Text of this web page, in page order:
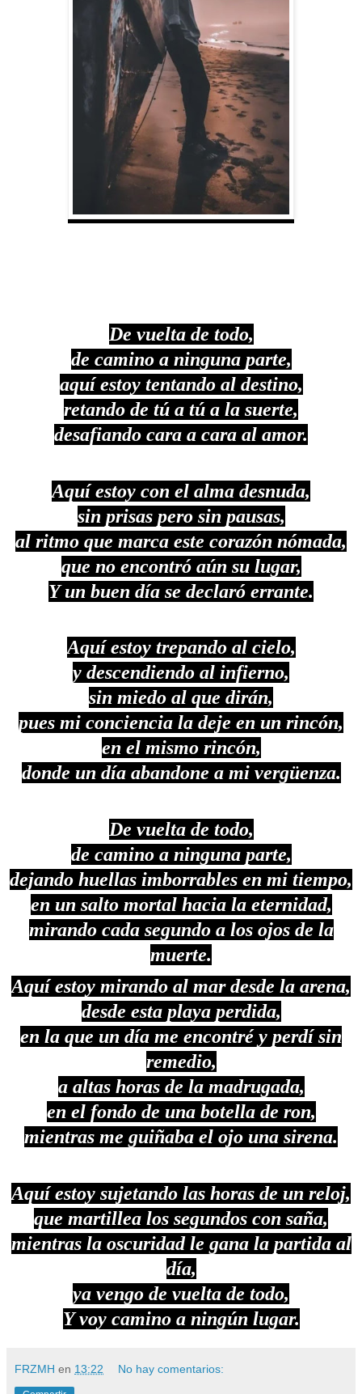
De vuelta de todo,
de camino a ninguna parte,
aquí estoy tentando al destino,
retando de tú a tú a la suerte,
desafiando cara a cara al amor.
Aquíestoy con el alma desnuda,
sin prisas pero sin pausas,
al ritmo que marca este corazón nómada,
que no encontró aún su lugar,
Y un buen día se declaró errante.
Aquí estoy trepando al cielo,
y descendiendo al infierno,
sin miedo al que dirán,
pues mi conciencia la deje en un rincón,
en el mismo rincón,
donde un día abandone a mi vergüenza.
De vuelta de todo,
de camino a ninguna parte,
dejando huellas imborrables en mi tiempo,
en un salto mortal hacia la eternidad,
mirando cada segundo a los ojos de la
muerte.
Aquí estoy mirando al mar desde la arena,
desde esta playa perdida,
en la que un día me encontré y perdí sin
remedio,
a altas horas de la madrugada,
en el fondo de una botella de ron,
mientras me guiñaba el ojo una sirena.
Aquí estoy sujetando las horas de un reloj,
que martillea los segundos con saña,
mientras la oscuridad le gana la partida al
día,
ya vengo de vuelta de todo,
Y voy camino a ningún lugar.
FRZMH en 13:22 No hay comentarios: